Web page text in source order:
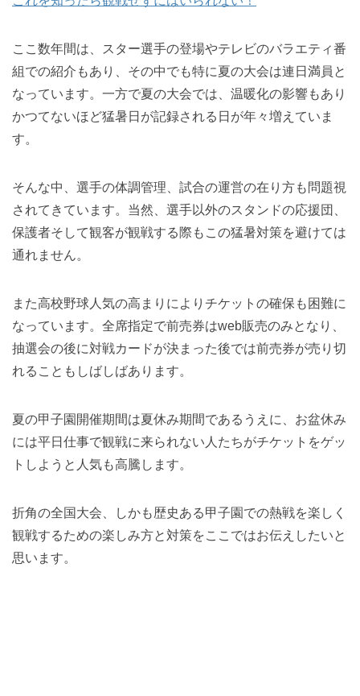
ここ数年間は、スター選手の登場やテレビのバラエティ番
組での紹介もあり、その中でも特に夏の大会は連日満員と
なっています。一方で夏の大会では、温暖化の影響もあり
かつてないほど猛暑日が記録される日が年々増えていま
す。
そんな中、選手の体調管理、試合の運営の在り方も問題視
されてきています。当然、選手以外のスタンドの応援団、
保護者そして観客が観戦する際もこの猛暑対策を避けては
通れません。
また高校野球人気の高まりによりチケットの確保も困難に
なっています。全席指定で前売券はweb販売のみとなり、
抽選会の後に対戦カードが決まった後では前売券が売り切
れることもしばしばあります。
夏の甲子園開催期間は夏休み期間であるうえに、お盆休み
には平日仕事で観戦に来られない人たちがチケットをゲッ
トしようと人気も高騰します。
折角の全国大会、しかも歴史ある甲子園での熱戦を楽しく
観戦するための楽しみ方と対策をここではお伝えしたいと
思います。